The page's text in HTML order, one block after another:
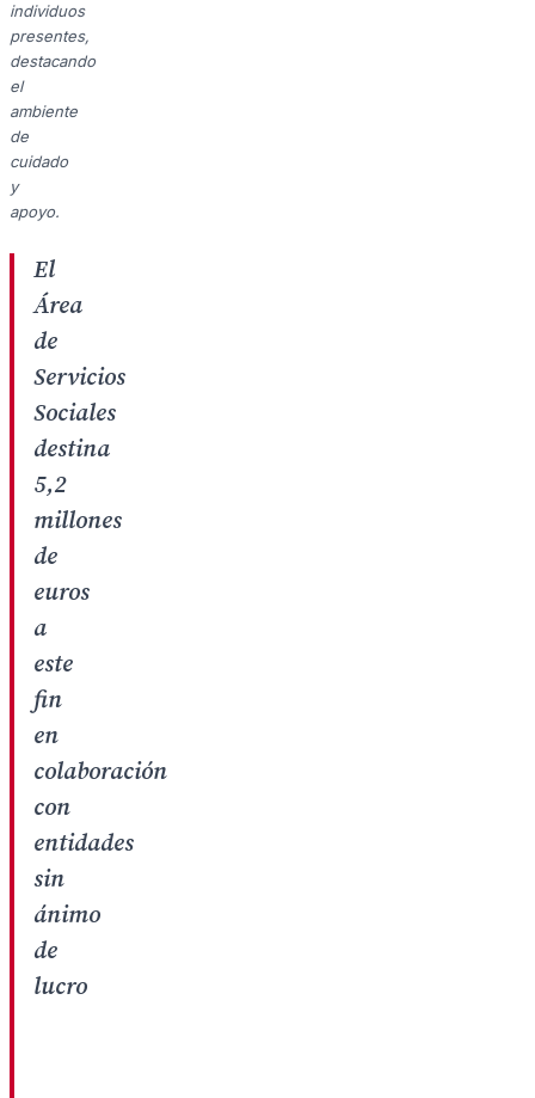
individuos
presentes,
destacando
el
ambiente
de
cuidado
y
apoyo.
El
Área
de
Servicios
Sociales
destina
5,2
millones
de
euros
a
este
fin
en
colaboración
con
entidades
sin
ánimo
de
lucro